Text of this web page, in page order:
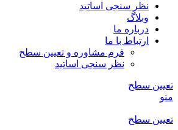
نظر سنجی اساتید
وبلاگ
درباره ما
ارتباط با ما
فرم مشاوره و تعیین سطح
نظر سنجی اساتید
تعیین سطح
منو
تعیین سطح